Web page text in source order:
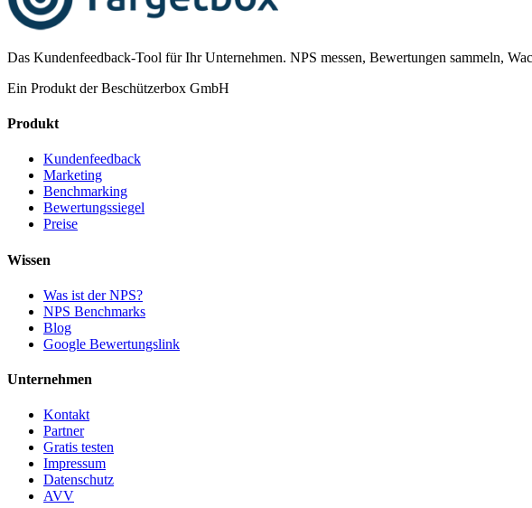
Das Kundenfeedback-Tool für Ihr Unternehmen. NPS messen, Bewertungen sammeln,
Ein Produkt der Beschützerbox GmbH
Produkt
Kundenfeedback
Marketing
Benchmarking
Bewertungssiegel
Preise
Wissen
Was ist der NPS?
NPS Benchmarks
Blog
Google Bewertungslink
Unternehmen
Kontakt
Partner
Gratis testen
Impressum
Datenschutz
AVV